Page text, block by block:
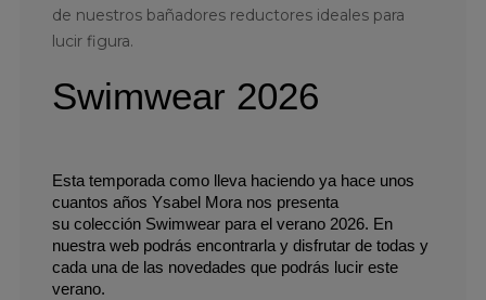
de nuestros bañadores reductores ideales para
lucir figura.
Swimwear 2026
Esta temporada como lleva haciendo ya hace unos
cuantos años Ysabel Mora nos presenta
su colección Swimwear para el verano 2026. En
nuestra web podrás encontrarla y disfrutar de todas y
cada una de las novedades que podrás lucir este
verano.